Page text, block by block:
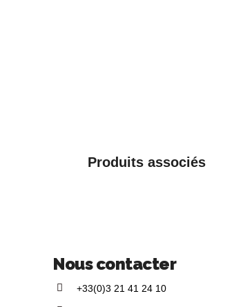
Produits associés
Nous contacter
+33(0)3 21 41 24 10